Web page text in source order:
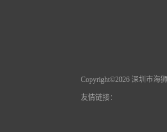
Copyright©2026 深圳市海
友情链接：